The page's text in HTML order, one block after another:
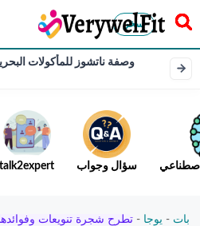
سخر
وصفة ناتشوز للمأكولات
talk2expert سؤال وجواب
بات - يوجا - تطرح شجرة تنويعات